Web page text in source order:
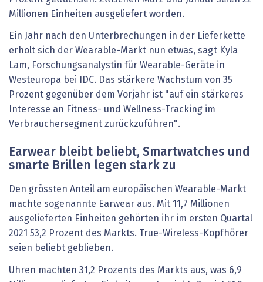
Millionen Einheiten ausgeliefert worden.
Ein Jahr nach den Unterbrechungen in der Lieferkette
erholt sich der Wearable-Markt nun etwas, sagt Kyla
Lam, Forschungsanalystin für Wearable-Geräte in
Westeuropa bei IDC. Das stärkere Wachstum von 35
Prozent gegenüber dem Vorjahr ist "auf ein stärkeres
Interesse an Fitness- und Wellness-Tracking im
Verbrauchersegment zurückzuführen".
Earwear bleibt beliebt, Smartwatches und
smarte Brillen legen stark zu
Den grössten Anteil am europäischen Wearable-Markt
machte sogenannte Earwear aus. Mit 11,7 Millionen
ausgelieferten Einheiten gehörten ihr im ersten Quartal
2021 53,2 Prozent des Markts. True-Wireless-Kopfhörer
seien beliebt geblieben.
Uhren machten 31,2 Prozents des Markts aus, was 6,9